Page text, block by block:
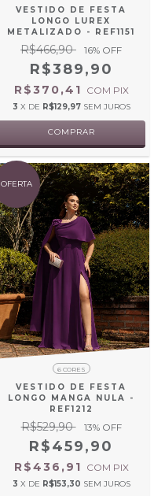
VESTIDO DE FESTA
LONGO LUREX
METALIZADO - REF1151
R$466,90 16% OFF
R$389,90
R$370,41 COM PIX
3 X DE R$129,97 SEM JUROS
COMPRAR
OFERTA
6 CORES
VESTIDO DE FESTA
LONGO MANGA NULA -
REF1212
R$529,90 13% OFF
R$459,90
R$436,91 COM PIX
3 X DE R$153,30 SEM JUROS